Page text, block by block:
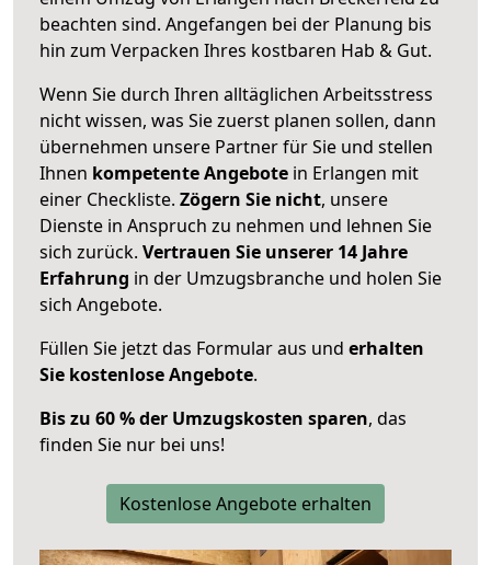
beachten sind. Angefangen bei der Planung bis
hin zum Verpacken Ihres kostbaren Hab & Gut.
Wenn Sie durch Ihren alltäglichen Arbeitsstress
nicht wissen, was Sie zuerst planen sollen, dann
übernehmen unsere Partner für Sie und stellen
Ihnen kompetente Angebote in Erlangen mit
einer Checkliste. Zögern Sie nicht, unsere
Dienste in Anspruch zu nehmen und lehnen Sie
sich zurück. Vertrauen Sie unserer 14 Jahre
Erfahrung in der Umzugsbranche und holen Sie
sich Angebote.
Füllen Sie jetzt das Formular aus und erhalten
Sie kostenlose Angebote.
Bis zu 60 % der Umzugskosten sparen, das
finden Sie nur bei uns!
Kostenlose Angebote erhalten